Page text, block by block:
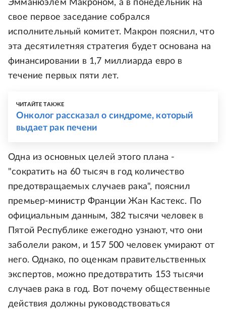
Эмманюэлем Макроном, а в понедельник на
свое первое заседание собрался
исполнительный комитет. Макрон пояснил, что
эта десятилетняя стратегия будет основана на
финансировании в 1,7 миллиарда евро в
течение первых пяти лет.
ЧИТАЙТЕ ТАКЖЕ
Онколог рассказал о синдроме, который
выдает рак печени
Одна из основных целей этого плана -
"сократить на 60 тысяч в год количество
предотвращаемых случаев рака", пояснил
премьер-министр Франции Жан Кастекс. По
официальным данным, 382 тысячи человек в
Пятой Республике ежегодно узнают, что они
заболели раком, и 157 500 человек умирают от
него. Однако, по оценкам правительственных
экспертов, можно предотвратить 153 тысячи
случаев рака в год. Вот почему общественные
действия должны руководствоваться